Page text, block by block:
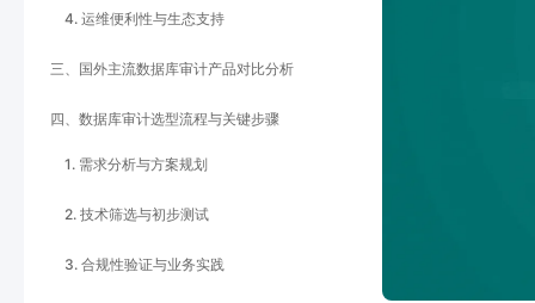
4. 运维便利性与生态支持
三、国外主流数据库审计产品对比分析
四、数据库审计选型流程与关键步骤
1. 需求分析与方案规划
2. 技术筛选与初步测试
3. 合规性验证与业务实践